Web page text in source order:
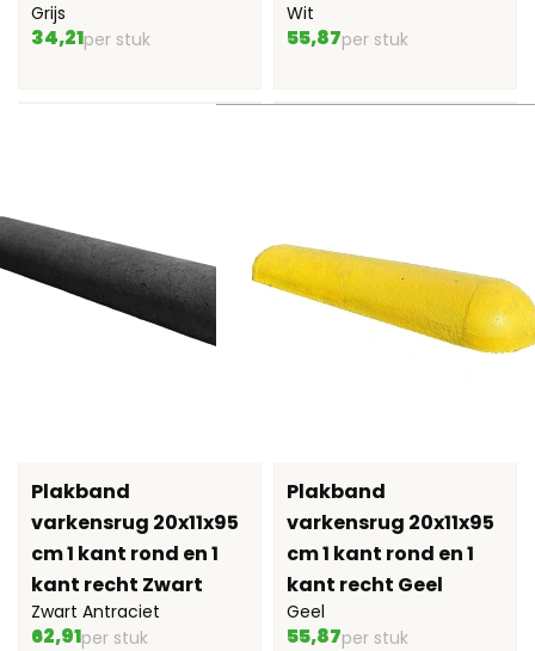
Grijs
34,21per stuk
Wit
55,87per stuk
Plakband
varkensrug 20x11x95
cm 1 kant rond en 1
kant recht Zwart
Zwart Antraciet
62,91per stuk
Plakband
varkensrug 20x11x95
cm 1 kant rond en 1
kant recht Geel
Geel
55,87per stuk